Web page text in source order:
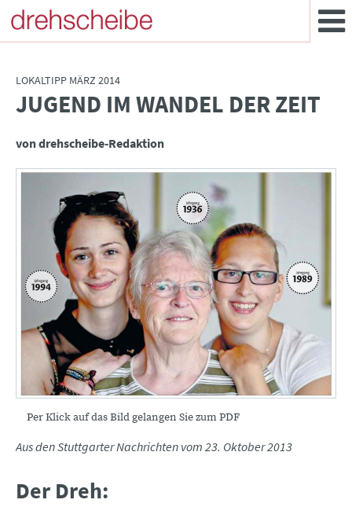
LOKALTIPP MÄRZ 2014
JUGEND IM WANDEL DER ZEIT
von drehscheibe-Redaktion
Per Klick auf das Bild gelangen Sie zum PDF
Aus den Stuttgarter Nachrichten vom 23. Oktober 2013
Der Dreh: